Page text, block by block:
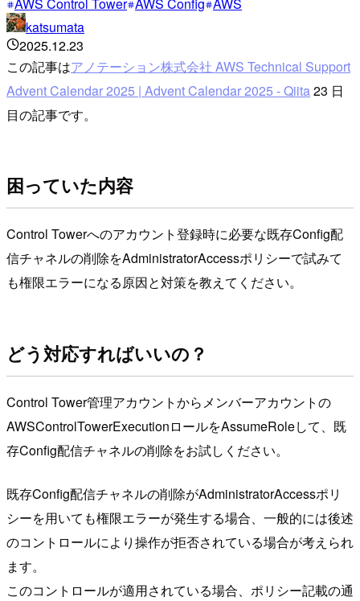
katsumata
2025.12.23
この記事はアノテーション株式会社 AWS Technical Support
Advent Calendar 2025 | Advent Calendar 2025 - Qiita 23 日
目の記事です。
困っていた内容
Control Towerへのアカウント登録時に必要な既存Config配
信チャネルの削除をAdministratorAccessポリシーで試みて
も権限エラーになる原因と対策を教えてください。
どう対応すればいいの？
Control Tower管理アカウントからメンバーアカウントの
AWSControlTowerExecutionロールをAssumeRoleして、既
存Config配信チャネルの削除をお試しください。
既存Config配信チャネルの削除がAdministratorAccessポリ
シーを用いても権限エラーが発生する場合、一般的には後述
のコントロールにより操作が拒否されている場合が考えられ
ます。
このコントロールが適用されている場合、ポリシー記載の通